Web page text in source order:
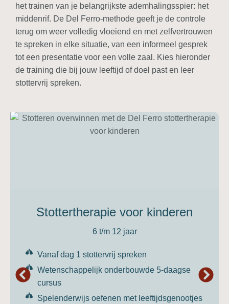
het trainen van je belangrijkste ademhalingsspier: het
middenrif. De Del Ferro-methode geeft je de controle
terug om weer volledig vloeiend en met zelfvertrouwen
te spreken in elke situatie, van een informeel gesprek
tot een presentatie voor een volle zaal. Kies hieronder
de training die bij jouw leeftijd of doel past en leer
stottervrij spreken.
Stottertherapie voor kinderen
6 t/m 12 jaar
Vanaf dag 1 stottervrij spreken
Wetenschappelijk onderbouwde 5-daagse
cursus
Spelenderwijs oefenen met leeftijdsgenootjes